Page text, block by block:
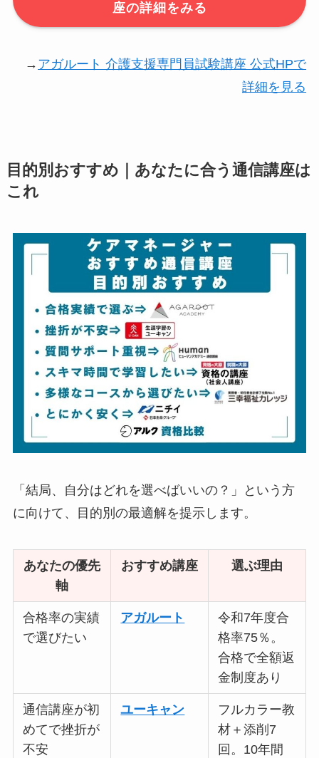
座の詳細をみる
→ アガルート 介護支援専門員試験講座 公式HPで
詳細を見る
目的別おすすめ｜あなたに合う通信講座は
これ
「結局、自分はどれを選べばいいの？」という方
に向けて、目的別の最適解を提示します。
あなたの優先
軸
おすすめ講座 選ぶ理由
合格率の実績
で選びたい
アガルート
令和7年度合
格率75％。
合格で全額返
金制度あり
通信講座が初
めてで挫折が
不安
ユーキャン
フルカラー教
材＋添削7
回。10年間